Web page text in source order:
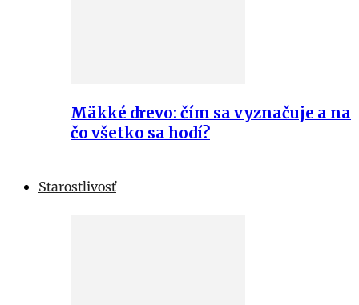
Mäkké drevo: čím sa vyznačuje a na
čo všetko sa hodí?
Starostlivosť